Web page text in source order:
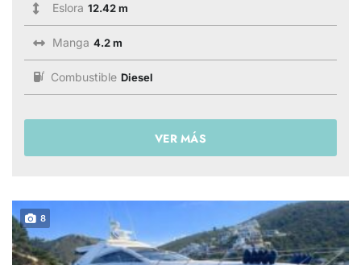
Eslora 12.42 m
Manga 4.2 m
Combustible Diesel
VER MÁS
8